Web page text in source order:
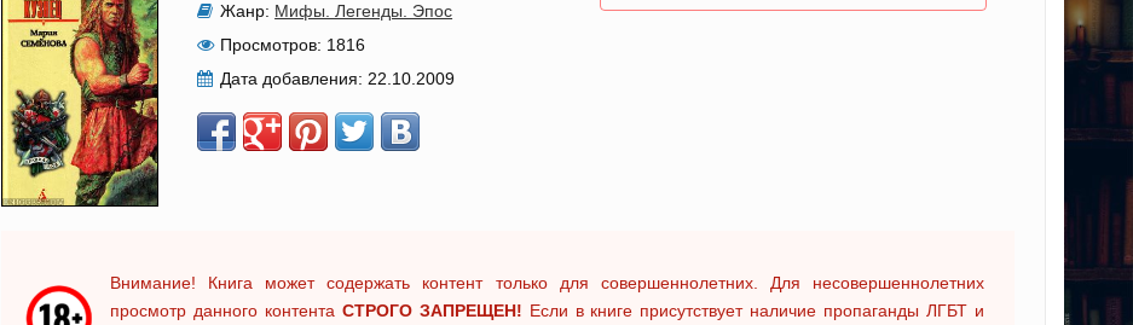
Жанр: Мифы. Легенды. Эпос
Просмотров: 1816
Дата добавления: 22.10.2009
Внимание! Книга может содержать контент только для совершеннолетних. Для несовершеннолетних
просмотр данного контента СТРОГО ЗАПРЕЩЕН! Если в книге присутствует наличие пропаганды ЛГБТ и